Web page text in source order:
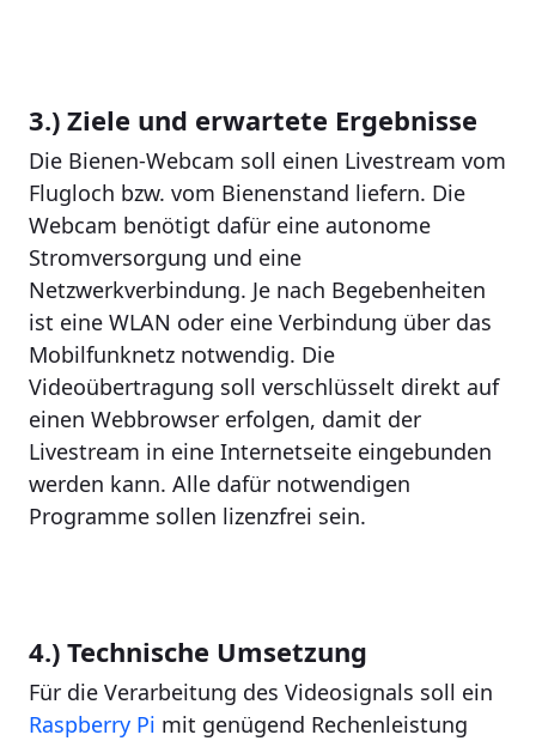
3.) Ziele und erwartete Ergebnisse
Die Bienen-Webcam soll einen Livestream vom
Flugloch bzw. vom Bienenstand liefern. Die
Webcam benötigt dafür eine autonome
Stromversorgung und eine
Netzwerkverbindung. Je nach Begebenheiten
ist eine WLAN oder eine Verbindung über das
Mobilfunknetz notwendig. Die
Videoübertragung soll verschlüsselt direkt auf
einen Webbrowser erfolgen, damit der
Livestream in eine Internetseite eingebunden
werden kann. Alle dafür notwendigen
Programme sollen lizenzfrei sein.
4.) Technische Umsetzung
Für die Verarbeitung des Videosignals soll ein
Raspberry Pi mit genügend Rechenleistung